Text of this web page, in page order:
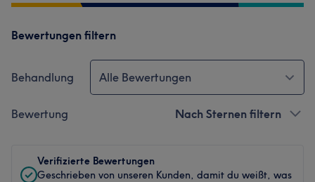
Bewertungen filtern
Behandlung Alle Bewertungen
Bewertung Nach Sternen filtern
Verifizierte Bewertungen
Geschrieben von unseren Kunden, damit du weißt, was